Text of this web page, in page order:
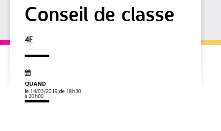
Conseil de classe
4E
QUAND
le 14/03/2019 de 18h30
à 20h00